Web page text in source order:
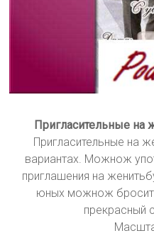
Пригласительные на
Пригласительные на
вариантах. Можнож
приглашения на
юных можнож
прекрасный